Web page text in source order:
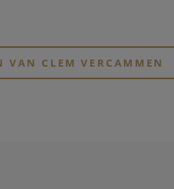
met parels.
op-den-Berg.
VAN CLEM VERCAMMEN